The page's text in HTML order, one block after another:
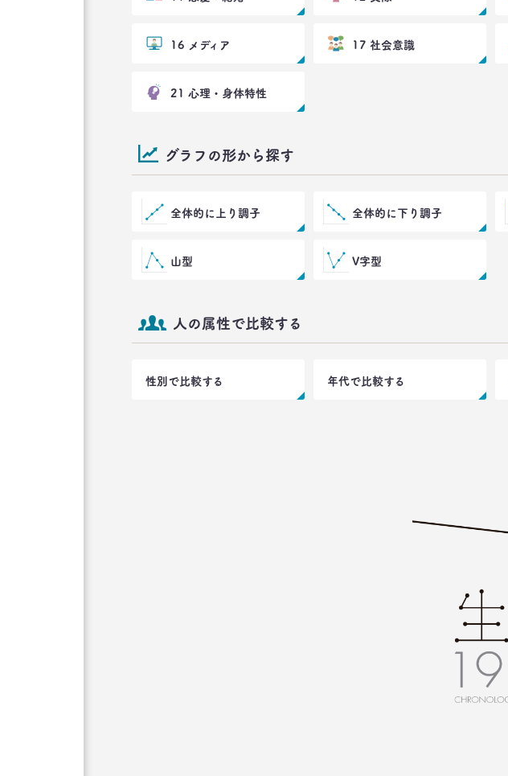
16 メディア 17 社会意識
21 心理・身体特性
グラフの形から探す
全体的に上り調子 全体的に下り調子
山型 V字型
人の属性で比較する
性別で比較する 年代で比較する